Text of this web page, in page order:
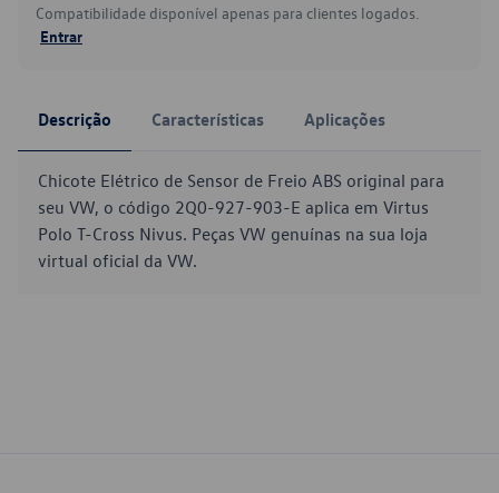
Compatibilidade disponível apenas para clientes logados.
Entrar
Descrição Características Aplicações
Chicote Elétrico de Sensor de Freio ABS original para
seu VW, o código 2Q0-927-903-E aplica em Virtus
Polo T-Cross Nivus. Peças VW genuínas na sua loja
virtual oficial da VW.